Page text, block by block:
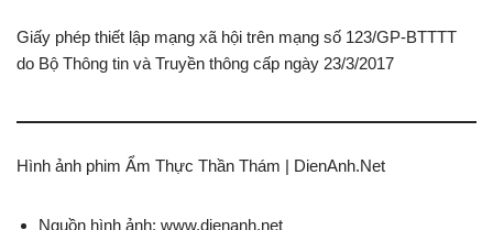
Giấy phép thiết lập mạng xã hội trên mạng số 123/GP-BTTTT
do Bộ Thông tin và Truyền thông cấp ngày 23/3/2017
Hình ảnh phim Ẩm Thực Thần Thám | DienAnh.Net
Nguồn hình ảnh: www.dienanh.net